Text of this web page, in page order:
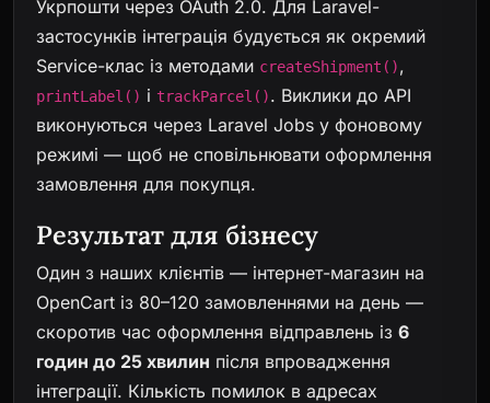
Укрпошти через OAuth 2.0. Для Laravel-
застосунків інтеграція будується як окремий
Service-клас із методами createShipment(),
printLabel() і trackParcel(). Виклики до API
виконуються через Laravel Jobs у фоновому
режимі — щоб не сповільнювати оформлення
замовлення для покупця.
Результат для бізнесу
Один з наших клієнтів — інтернет-магазин на
OpenCart із 80–120 замовленнями на день —
скоротив час оформлення відправлень із 6
годин до 25 хвилин після впровадження
інтеграції. Кількість помилок в адресах